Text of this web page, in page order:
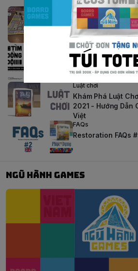
Thiết kế Board Game
Kỹ Năng Quan
Designer Nên
Tuyển dụng
[TUYỂN DỤNG]
(OPERATIONS
HÀNH GAMES
Luật chơi
Khám Phá Luật
2021 - Hướng Dẫn
Việt
FAQs
Restoration FAQs
Ngũ Hành Games